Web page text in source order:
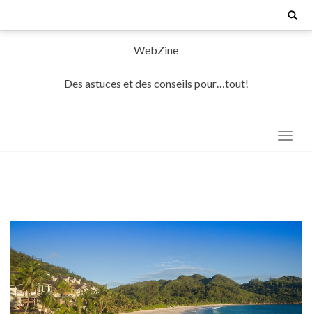
Search
WebZine
Des astuces et des conseils pour…tout!